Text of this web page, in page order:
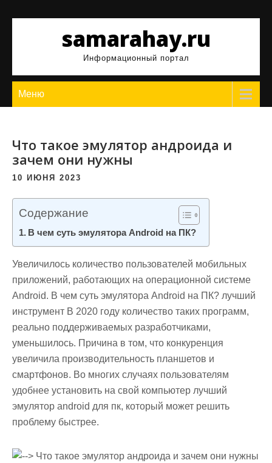
samarahay.ru
Информационный портал
Меню
Что такое эмулятор андроида и
зачем они нужны
10 ИЮНЯ 2023
Содержание
В чем суть эмулятора Android на ПК?
Увеличилось количество пользователей мобильных
приложений, работающих на операционной системе
Android. В чем суть эмулятора Android на ПК? лучший
инструмент В 2020 году количество таких программ,
реально поддерживаемых разработчиками,
уменьшилось. Причина в том, что конкуренция
увеличила производительность планшетов и
смартфонов. Во многих случаях пользователям
удобнее установить на свой компьютер лучший
эмулятор android для пк, который может решить
проблему быстрее.